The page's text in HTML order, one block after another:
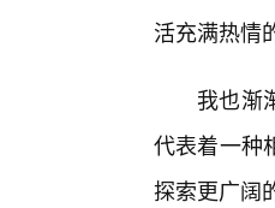
活充满热情
我也渐
代表着一种
探索更广阔